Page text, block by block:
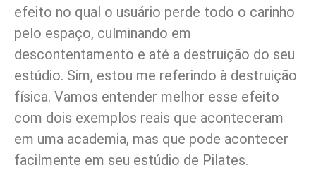
efeito no qual o usuário perde todo o carinho
pelo espaço, culminando em
descontentamento e até a destruição do seu
estúdio. Sim, estou me referindo à destruição
física. Vamos entender melhor esse efeito
com dois exemplos reais que aconteceram
em uma academia, mas que pode acontecer
facilmente em seu estúdio de Pilates.